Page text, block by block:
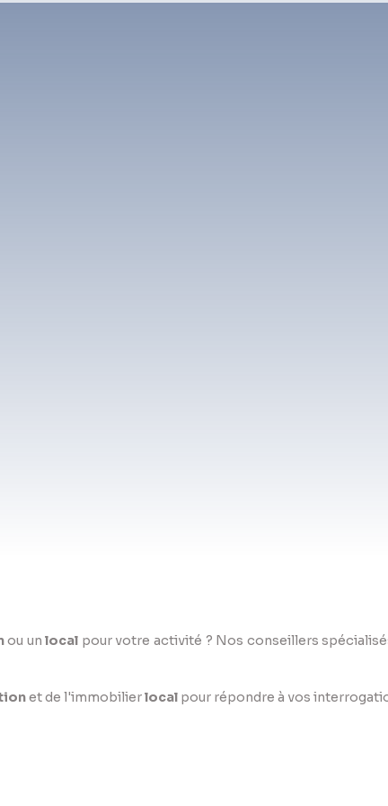
ou unlocal pour votre activité ? Nos conseillers
et de l'immobilierlocal pour répondre à vos